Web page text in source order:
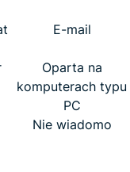
E-mail
Oparta na
komputerach typu
PC
Nie wiadomo